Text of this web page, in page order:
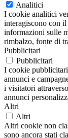
Analitici
I cookie analitici
interagiscono con
informazioni sulle
rimbalzo, fonte di
Pubblicitari
Pubblicitari
I cookie
annunci e
i visitatori
annunci
Altri
Altri
Altri cookie non
sono ancora stati